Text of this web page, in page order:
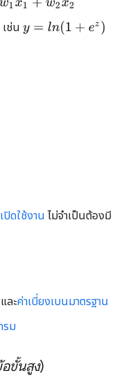
1+w2x 2
ช่น y=ln( 1+ez
ดใช้งาน ไม่จำเป็นต้องมี
และค่าเบี่ยงเบนมาตรฐาน
รม
ขั้นสูง)